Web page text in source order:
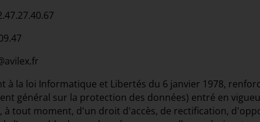
à la loi Informatique et Libertés du 6 janvier 1978,
général sur la protection des données) entré en
à tout moment, d'un droit d'accès, de rectification,